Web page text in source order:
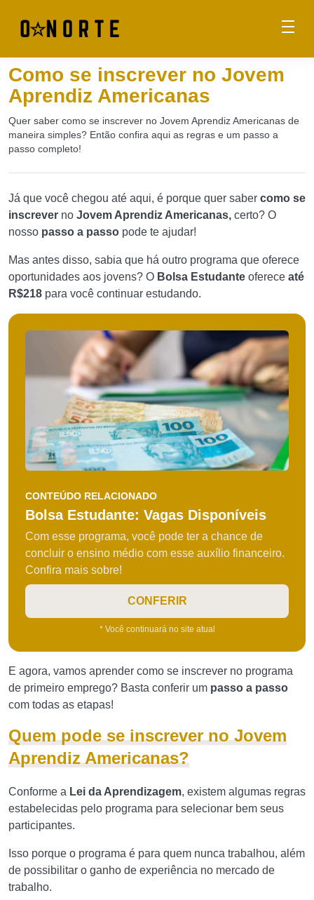
Como se inscrever no Jovem
Aprendiz Americanas
Quer saber como se inscrever no Jovem Aprendiz Americanas de
maneira simples? Então confira aqui as regras e um passo a
passo completo!
Já que você chegou até aqui, é porque quer saber como se
inscrever no Jovem Aprendiz Americanas, certo? O
nosso passo a passo pode te ajudar!
Mas antes disso, sabia que há outro programa que oferece
oportunidades aos jovens? O Bolsa Estudante oferece até
R$218 para você continuar estudando.
CONTEÚDO RELACIONADO
Bolsa Estudante: Vagas Disponíveis
Com esse programa, você pode ter a chance de
concluir o ensino médio com esse auxílio financeiro.
Confira mais sobre!
CONFERIR
* Você continuará no site atual
E agora, vamos aprender como se inscrever no programa
de primeiro emprego? Basta conferir um passo a passo
com todas as etapas!
Quem pode se inscrever no Jovem
Aprendiz Americanas?
Conforme a Lei da Aprendizagem, existem algumas regras
estabelecidas pelo programa para selecionar bem seus
participantes.
Isso porque o programa é para quem nunca trabalhou, além
de possibilitar o ganho de experiência no mercado de
trabalho.